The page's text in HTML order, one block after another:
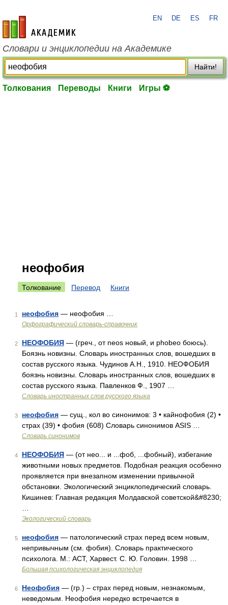
academic.ru
EN DE ES FR
Словари и энциклопедии на Академике
Найти!
Толкования Переводы Книги Игры ⚽
неофобия
Толкование Перевод Книги
1 неофобия — неофобия …
Орфографический словарь-справочник
2 НЕОФОБИЯ — (греч., от neos новый, и phobeo боюсь).
Боязнь новизны. Словарь иностранных слов, вошедших в
состав русского языка. Чудинов А.Н., 1910. НЕОФОБИЯ
боязнь новизны. Словарь иностранных слов, вошедших в
состав русского языка. Павленков Ф., 1907 …
Словарь иностранных слов русского языка
3 неофобия — сущ., кол во синонимов: 3 • кайнофобия (2) •
страх (39) • фобия (608) Словарь синонимов ASIS …
Словарь синонимов
4 НЕОФОБИЯ — (от нео... и ...фоб, ...фобный), избегание
животными новых предметов. Подобная реакция особенно
проявляется при внезапном изменении привычной
обстановки. Экологический энциклопедический словарь.
Кишинев: Главная редакция Молдавской советской&#8230;
Экологический словарь
5 неофобия — патологический страх перед всем новым,
непривычным (см. фобия). Словарь практического
психолога. М.: АСТ, Харвест. С. Ю. Головин. 1998 …
Большая психологическая энциклопедия
6 Неофобия — (гр.) – страх перед новым, незнакомым,
неведомым. Неофобия нередко встречается в